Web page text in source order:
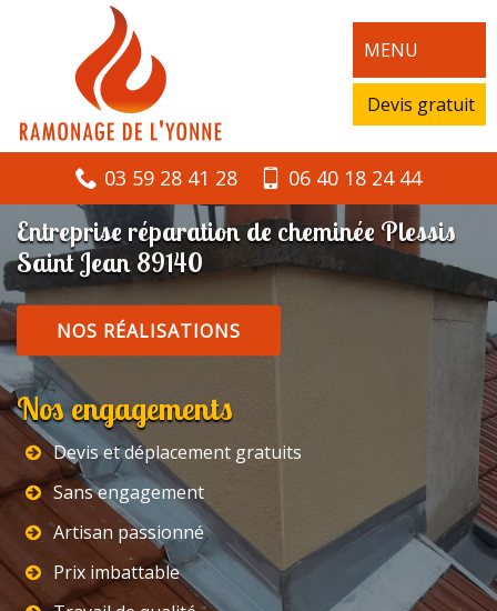
MENU
Devis gratuit
03 59 28 41 28 06 40 18 24 44
Entreprise réparation de cheminée Plessis
Saint Jean 89140
NOS RÉALISATIONS
Nos engagements
Devis et déplacement gratuits
Sans engagement
Artisan passionné
Prix imbattable